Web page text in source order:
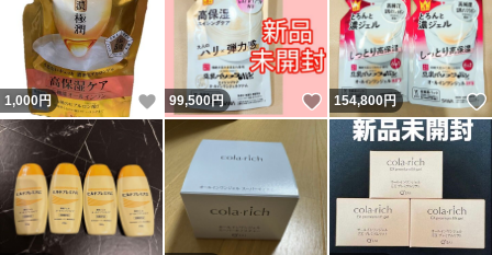
1,000円 いいね！
99,500円 いいね！
154,800円